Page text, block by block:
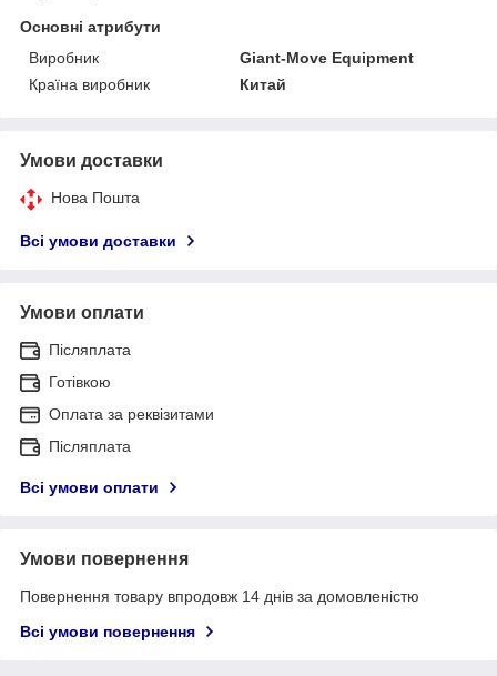
Основні атрибути
Виробник
Giant-Move Equipment
Країна виробник
Китай
Умови доставки
Нова Пошта
Всі умови доставки
Умови оплати
Післяплата
Готівкою
Оплата за реквізитами
Післяплата
Всі умови оплати
Умови повернення
Повернення товару впродовж 14 днів за домовленістю
Всі умови повернення